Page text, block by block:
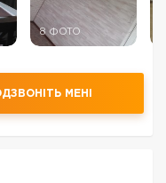
8 ФОТО
МЕНІ